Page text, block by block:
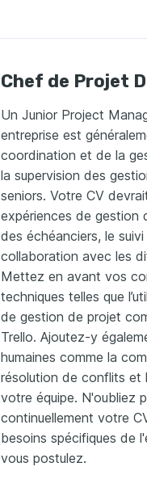
Chef de Projet
Un Junior Project
entreprise est
coordination et de la
la supervision des
seniors. Votre CV
expériences de gestion
des échéanciers, le
collaboration avec les
Mettez en avant vos
techniques telles que
de gestion de projet
Trello. Ajoutez-y
humaines comme la
résolution de conflits et
votre équipe. N'oubliez
continuellement votre
besoins spécifiques de
vous postulez.